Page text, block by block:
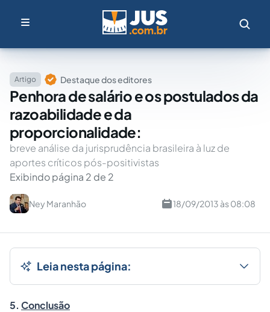
Artigo Destaque dos editores
Penhora de salário e os postulados da
razoabilidade e da
proporcionalidade:
breve análise da jurisprudência brasileira à luz de
aportes críticos pós-positivistas
Exibindo página 2 de 2
Ney Maranhão 18/09/2013 às 08:08
Leia nesta página:
5. Conclusão